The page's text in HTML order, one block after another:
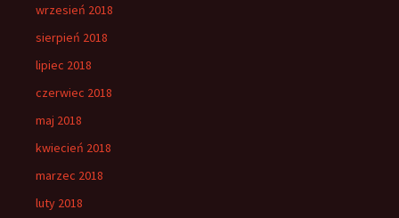
wrzesień 2018
sierpień 2018
lipiec 2018
czerwiec 2018
maj 2018
kwiecień 2018
marzec 2018
luty 2018